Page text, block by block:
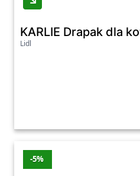
KARLIE Drapak dla
Lidl
-5%